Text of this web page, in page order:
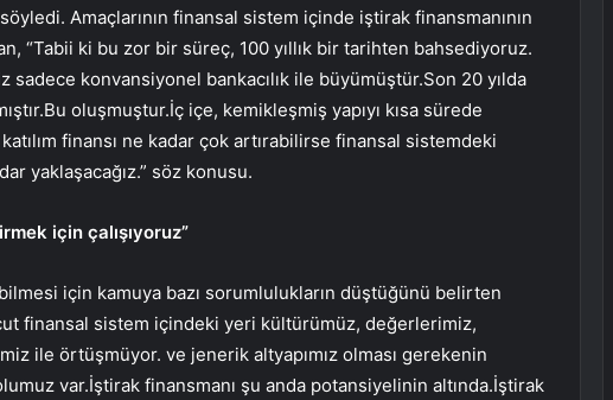
Amaçlarının finansal sistem içinde iştirak finansmanının
“Tabii ki bu zor bir süreç, 100 yıllık bir tarihten bahsediyoruz.
sadece konvansiyonel bankacılık ile büyümüştür.Son 20 yılda
oluşmuştur.İç içe, kemikleşmiş yapıyı kısa sürede
finansı ne kadar çok artırabilirse finansal sistemdeki
yaklaşacağız.” söz konusu.
için çalışıyoruz”
için kamuya bazı sorumlulukların düştüğünü belirten
finansal sistem içindeki yeri kültürümüz, değerlerimiz,
ile örtüşmüyor. ve jenerik altyapımız olması gerekenin
var.İştirak finansmanı şu anda potansiyelinin altında.İştirak